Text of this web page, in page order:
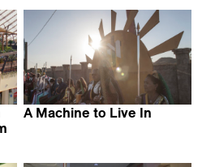
A Machine to Live In